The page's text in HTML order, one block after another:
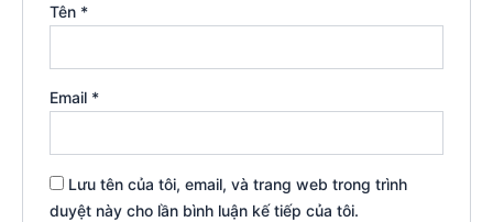
Tên *
Email *
Lưu tên của tôi, email, và trang web trong trình
duyệt này cho lần bình luận kế tiếp của tôi.